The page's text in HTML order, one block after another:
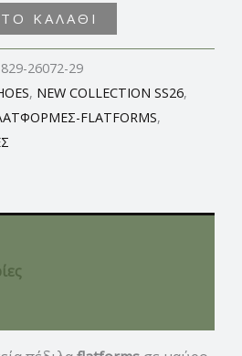
ΚΑΛΆΘΙ
26072-29
, NEW COLLECTION SS26,
FLATFORMS,